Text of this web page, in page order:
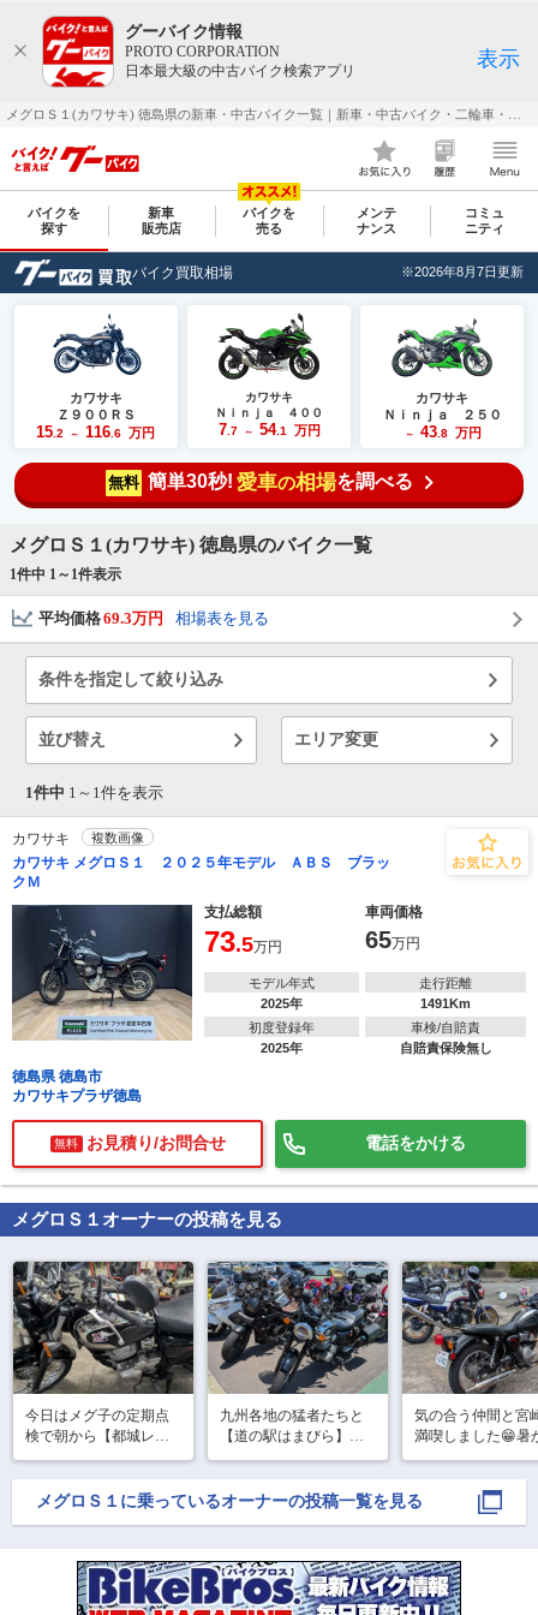
グーバイク情報
PROTO CORPORATION
日本最大級の中古バイク検索アプリ
表示
バイクを
探す
新車
販売店
バイクを
売る
メンテ
ナンス
コミュ
ニティ
バイク買取相場 ※2026年8月7日更新
カワサキ
Ｚ９００ＲＳ
15 .2 ～ 116 .6 万円
カワサキ
Ｎｉｎｊａ ４００
7.7 ～ 54.1 万円
カワサキ
Ｎｉｎｊａ ２５０
～ 43.8 万円
無料 簡単30秒! 愛車の相場を調べる
メグロＳ１(カワサキ) 徳島県のバイク一覧
1件中 1～ 1件表示
平均価格69.3万円 相場表を見る
条件を指定して絞り込み
並び替え エリア変更
1件中 1～ 1件を表示
カワサキ 複数画像
カワサキ メグロＳ１ ２０２５年モデル ＡＢＳ ブラッ
クＭ
支払総額
車両価格
73.5万円 65万円
モデル年式
2025年
走行距離
1491Km
初度登録年
2025年
車検/自賠責
自賠責保険無し
徳島県 徳島市
カワサキプラザ徳島
無料 お見積り/お問合せ 電話をかける
メグロＳ１ オーナーの投稿を見る
今日はメグ子の定期点
検で朝から【都城レッ
ドバロン】へ来てます
バイク屋に来ると色ん
バイクがあって退屈し
なぁ〜なんて😅
九州各地の猛者たちと
【道の駅はまびら】で
休憩😁
気の合う仲間と宮
満喫しました😁暑
たけど楽しい１日
ごせました😊
メグロＳ１ に乗っているオーナーの投稿一覧を見る
車種選択するだけ、かんたん相場検索
まずはメーカーを選択する
排気量
車種
型式(任意)
走行距離(任意)